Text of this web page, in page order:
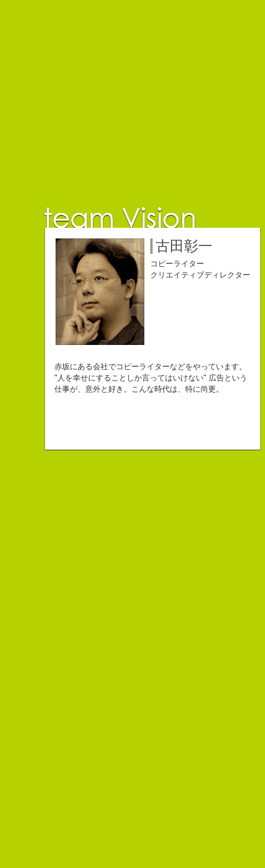
佐藤延夫
コピーライター
チームVision 事務局長
保持壮太郎
コピーライター
自己紹介ジェネレーターというサイトがある。試しにやってみた。
こんちゃっ保持壮太郎っていいます。
皆からは「保持壮太郎ピーナッツ」って呼ばれてるよ。
小山佳奈
コピーライター
なにがしか書いていられるしごとはとっても
幸せでとっても怖いですが、きょうもなんとか幸せに
生きられてる私は幸せなのかもしれません。
中村直史
コピーライター
長崎県五島市出身
３６歳
「五島列島はよいところです。
江口順也
コピーライター
Copy writer
10周年キャンペーン中です。
名雪祐平
コピーライター
クリエイティブディレクター
初対面の人によく言われる。
「きれいな名前ですね」
こう返す。「ええ、名前だけは」
古田彰一
コピーライター
クリエイティブディレクター
赤坂にある会社でコピーライターなどをやっています。
"人を幸せにすることしか言ってはいけない" 広告という
仕事が、意外と好き。こんな時代は、特に尚更。